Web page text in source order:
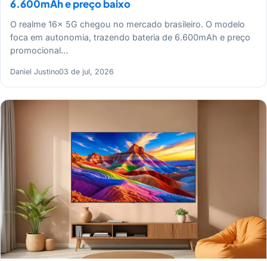
6.600mAh e preço baixo
O realme 16x 5G chegou no mercado brasileiro. O modelo
foca em autonomia, trazendo bateria de 6.600mAh e preço
promocional…
Daniel Justino03 de jul, 2026